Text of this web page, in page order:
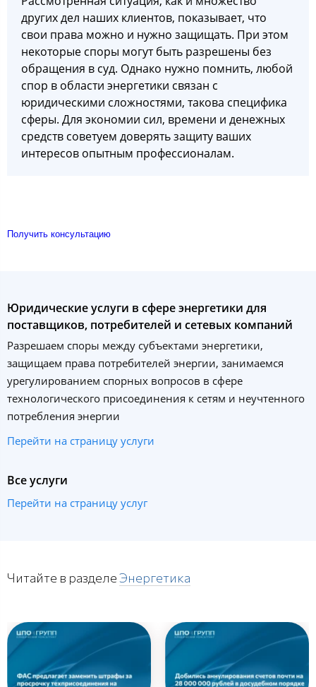
других дел наших клиентов, показывает, что
свои права можно и нужно защищать. При этом
некоторые споры могут быть разрешены без
обращения в суд. Однако нужно помнить, любой
спор в области энергетики связан с
юридическими сложностями, такова специфика
сферы. Для экономии сил, времени и денежных
средств советуем доверять защиту ваших
интересов опытным профессионалам.
Получить консультацию
Юридические услуги в сфере энергетики для
поставщиков, потребителей и сетевых компаний
Разрешаем споры между субъектами энергетики,
защищаем права потребителей энергии, занимаемся
урегулированием спорных вопросов в сфере
технологического присоединения к сетям и неучтенного
потребления энергии
Перейти на страницу услуги
Все услуги
Перейти на страницу услуг
Читайте в разделеЭнергетика